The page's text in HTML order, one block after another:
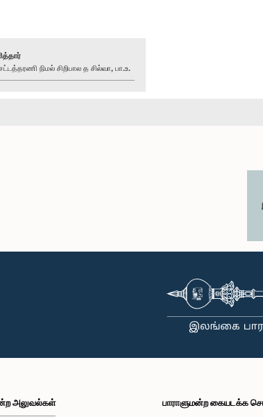
நிமல் சிறிபால த சில்வா, பா.உ.
அலுவல்கள் பாராளுமன்ற கையடக்க